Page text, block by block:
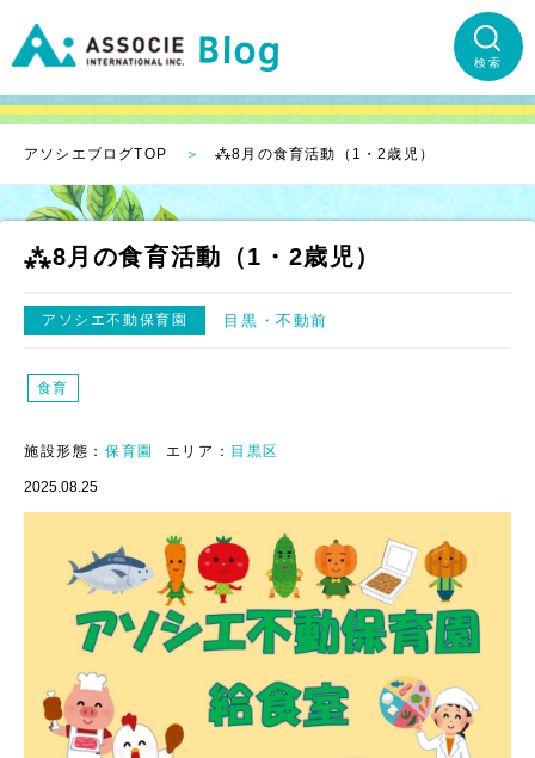
検索
アソシエブログTOP ⁂8月の食育活動（1・2歳児）
⁂8月の食育活動（1・2歳児）
アソシエ不動保育園 目黒 不動前
食育
施設形態： 保育園 エリア： 目黒区
2025.08.25